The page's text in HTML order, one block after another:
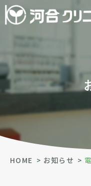
HOME お知らせ